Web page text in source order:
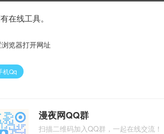
在线工具。
览器打开网址
机Qq
漫夜网QQ群
扫描二维码加入QQ群，一起在线交流！